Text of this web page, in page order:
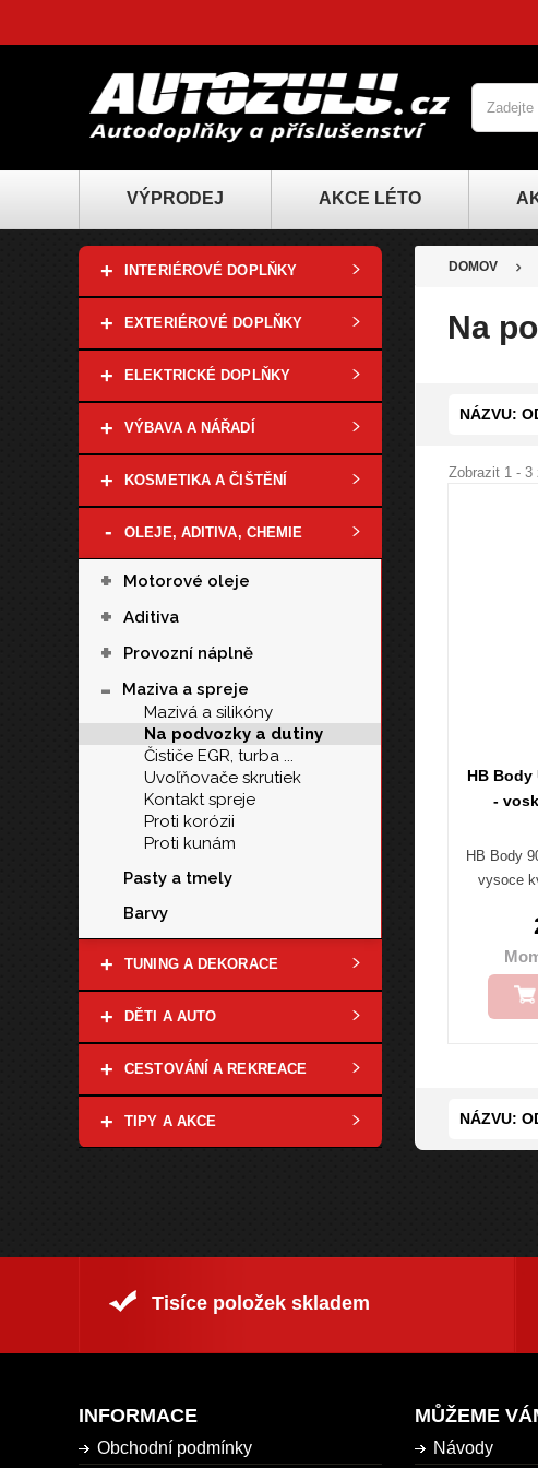
VÝPRODEJ AKCE LÉTO
+ INTERIÉROVÉ DOPLŇKY
+ EXTERIÉROVÉ DOPLŇKY
+ ELEKTRICKÉ DOPLŇKY
+ VÝBAVA A NÁŘADÍ
+ KOSMETIKA A ČIŠTĚNÍ
- OLEJE, ADITIVA, CHEMIE
+ Motorové oleje
+ Aditiva
+ Provozní náplně
-
Maziva a spreje
Mazivá a silikóny
Na podvozky a dutiny
Čističe EGR, turba ...
Uvoľňovače skrutiek
Kontakt spreje
Proti korózii
Proti kunám
Pasty a tmely
Barvy
+ TUNING A DEKORACE
+ DĚTI A AUTO
+ CESTOVÁNÍ A REKREACE
+ TIPY A AKCE
DOMOV
Na
NÁZVU:
Zobrazit 1 - 3
HB Body
-
HB Body
vysoce
NÁZVU:
Tisíce položek skladem
INFORMACE
Obchodní podmínky
MŮŽEME
Návody